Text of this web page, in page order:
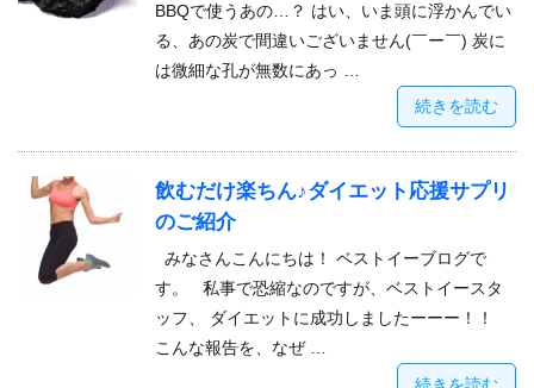
BBQで使うあの…？ はい、いま頭に浮かんでい
る、あの炭で間違いございません(￣ー￣) 炭に
は微細な孔が無数にあっ …
続きを読む
飲むだけ楽ちん♪ダイエット応援サプリ
のご紹介
みなさんこんにちは！ ベストイーブログで
す。 私事で恐縮なのですが、ベストイースタ
ッフ、 ダイエットに成功しましたーーー！！
こんな報告を、なぜ …
続きを読む